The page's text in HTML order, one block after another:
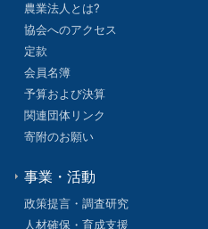
農業法人とは?
協会へのアクセス
定款
会員名簿
予算および決算
関連団体リンク
寄附のお願い
事業・活動
政策提言・調査研究
人材確保・育成支援